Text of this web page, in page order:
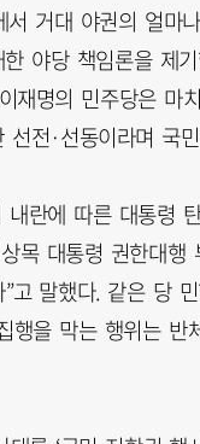
서 거대 야권의 얼
야당 책임론을 제
재명의 민주당은
전·선동이라며 국
란에 따른 대통령
상목 대통령 권한대
말했다. 같은 당
행을 막는 행위는